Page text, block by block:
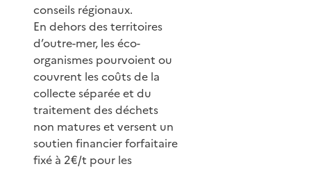
conseils régionaux.
En dehors des territoires
d’outre-mer, les éco-
organismes pourvoient ou
couvrent les coûts de la
collecte séparée et du
traitement des déchets
non matures et versent un
soutien financier forfaitaire
fixé à 2€/t pour les